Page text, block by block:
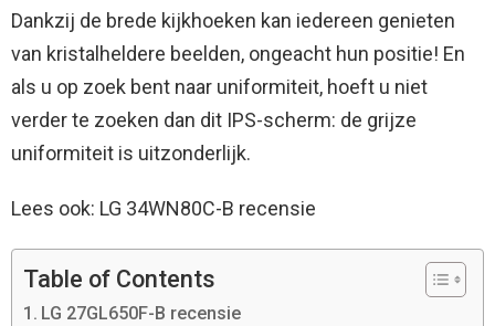
Dankzij de brede kijkhoeken kan iedereen genieten
van kristalheldere beelden, ongeacht hun positie! En
als u op zoek bent naar uniformiteit, hoeft u niet
verder te zoeken dan dit IPS-scherm: de grijze
uniformiteit is uitzonderlijk.
Lees ook: LG 34WN80C-B recensie
Table of Contents
LG 27GL650F-B recensie